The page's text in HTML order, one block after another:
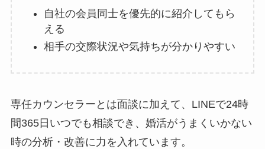
自社の会員同士を優先的に紹介してもら
える
相手の交際状況や気持ちが分かりやすい
専任カウンセラーとは面談に加えて、LINEで24時
間365日いつでも相談でき、婚活がうまくいかない
時の分析・改善に力を入れています。